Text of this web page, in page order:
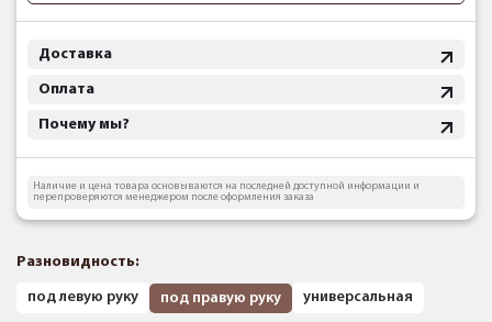
Доставка
Оплата
Почему мы?
Наличие и цена товара основываются на последней доступной информации и
перепроверяются менеджером после оформления заказа
Разновидность:
под левую руку под правую руку универсальная